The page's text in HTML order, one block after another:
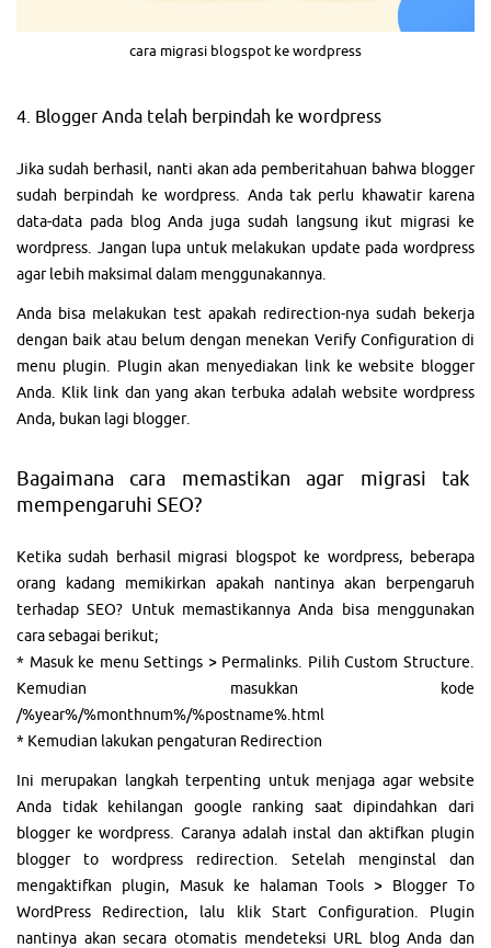
cara migrasi blogspot ke wordpress
4. Blogger Anda telah berpindah ke wordpress
Jika sudah berhasil, nanti akan ada pemberitahuan bahwa blogger
sudah berpindah ke wordpress. Anda tak perlu khawatir karena
data-data pada blog Anda juga sudah langsung ikut migrasi ke
wordpress. Jangan lupa untuk melakukan update pada wordpress
agar lebih maksimal dalam menggunakannya.
Anda bisa melakukan test apakah redirection-nya sudah bekerja
dengan baik atau belum dengan menekan Verify Configuration di
menu plugin. Plugin akan menyediakan link ke website blogger
Anda. Klik link dan yang akan terbuka adalah website wordpress
Anda, bukan lagi blogger.
Bagaimana cara memastikan agar migrasi tak
mempengaruhi SEO?
Ketika sudah berhasil migrasi blogspot ke wordpress, beberapa
orang kadang memikirkan apakah nantinya akan berpengaruh
terhadap SEO? Untuk memastikannya Anda bisa menggunakan
cara sebagai berikut;
* Masuk ke menu Settings > Permalinks. Pilih Custom Structure.
Kemudian masukkan kode
/%year%/%monthnum%/%postname%.html
* Kemudian lakukan pengaturan Redirection
Ini merupakan langkah terpenting untuk menjaga agar website
Anda tidak kehilangan google ranking saat dipindahkan dari
blogger ke wordpress. Caranya adalah instal dan aktifkan plugin
blogger to wordpress redirection. Setelah menginstal dan
mengaktifkan plugin, Masuk ke halaman Tools > Blogger To
WordPress Redirection, lalu klik Start Configuration. Plugin
nantinya akan secara otomatis mendeteksi URL blog Anda dan